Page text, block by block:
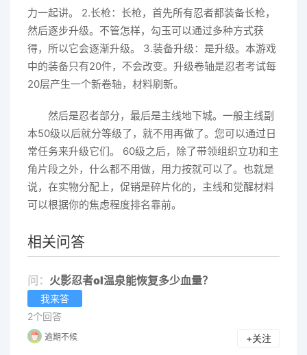
力一起讲。 2.长枪：长枪，首先所有忍者都装备长枪，
然后逐步升级。不管怎样，勾玉可以通过多种方式获
得，所以它会逐渐升级。 3.装备升级：是升级。本游戏
中的装备只有20件，不会改变。升级卷轴是忍者考试每
20层产生一个新卷轴，材料刷新。
然后是忍者部分，最后是主线地下城。一般主线副
本50级以后就分等级了，就不用再做了。您可以通过日
常任务来升级它们。 60级之后，除了带领组织立功和主
角片段之外，什么都不用做，用力按就可以了。也就是
说，在实物分配上，促销是碎片化的，主线和觉醒材料
可以根据你的焦虑程度排名靠前。
相关问答
问： 火影忍者ol温泉能恢复多少血量？
我来答
2个回答
逾期不候 +关注